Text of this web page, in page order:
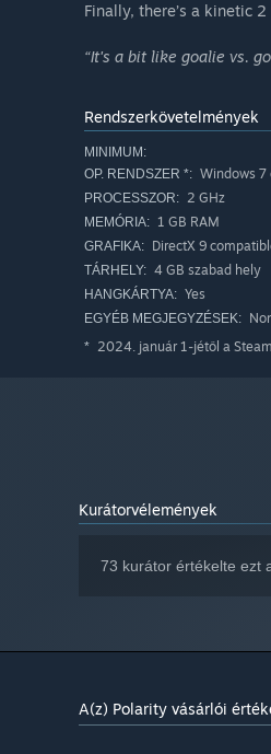
Finally, there’s a kinetic
“It's a bit like goalie vs.
Rendszerkövetelmények
MINIMUM:
OP. RENDSZER *: Windows 7
PROCESSZOR: 2 GHz
MEMÓRIA: 1 GB RAM
GRAFIKA: DirectX 9
TÁRHELY: 4 GB szabad hely
HANGKÁRTYA: Yes
EGYÉB MEGJEGYZÉSEK:
* 2024. január 1-jétől a
Kurátorvélemények
73 kurátor értékelte ezt
A(z) Polarity vásárlói